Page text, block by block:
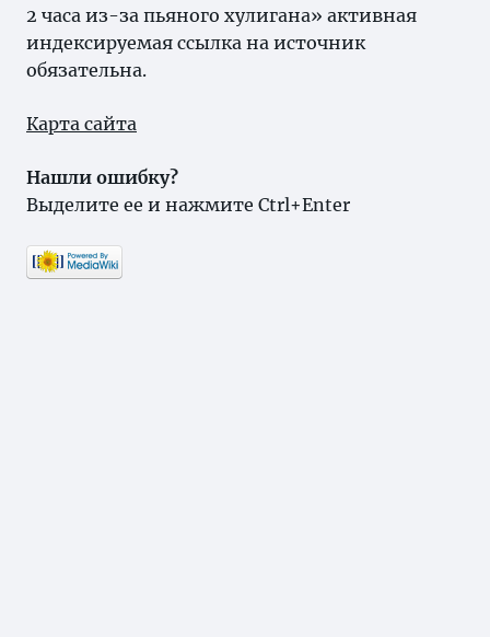
2 часа из-за пьяного хулигана» активная
индексируемая ссылка на источник
обязательна.
Карта сайта
Нашли ошибку?
Выделите ее и нажмите Ctrl+Enter